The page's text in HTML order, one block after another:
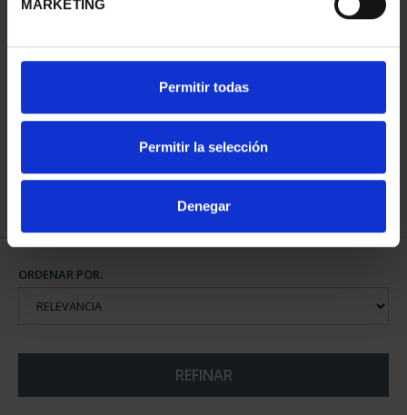
MARKETING
Permitir todas
Permitir la selección
Denegar
CAMPEONAS MUNDIAL
145,00 €
ORDENAR POR:
REFINAR